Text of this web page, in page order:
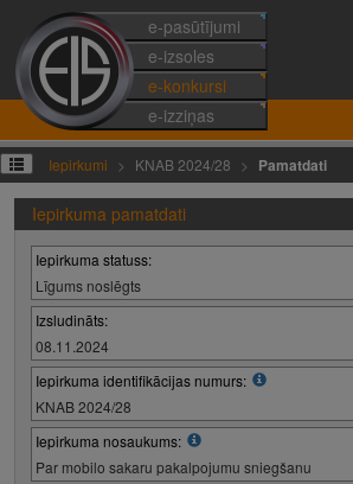
e-pasūtījumi
e-izsoles
e-konkursi
e-izziņas
Iepirkumi KNAB 2024/28 Pamatdati
Iepirkuma pamatdati
Iepirkuma statuss:
Līgums noslēgts
Izsludināts:
08.11.2024
Iepirkuma identifikācijas numurs:
KNAB 2024/28
Iepirkuma nosaukums:
Par mobilo sakaru pakalpojumu sniegšanu